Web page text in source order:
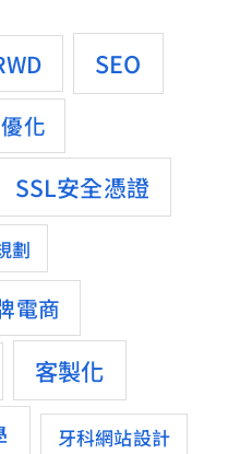
SEO
化
SSL安全憑證
劃
電商
客製化
牙科網站設計